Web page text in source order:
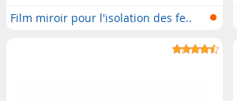
Film miroir pour l'isolation des fe..